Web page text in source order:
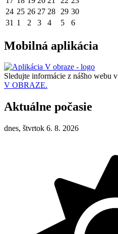
24 25 26 27 28 29 30
31 1 2 3 4 5 6
Mobilná aplikácia
Sledujte informácie z nášho webu v
V OBRAZE.
Aktuálne počasie
dnes, štvrtok 6. 8. 2026